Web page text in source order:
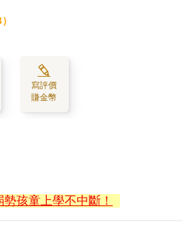
寫評價
賺金幣
孩童上學不中斷！